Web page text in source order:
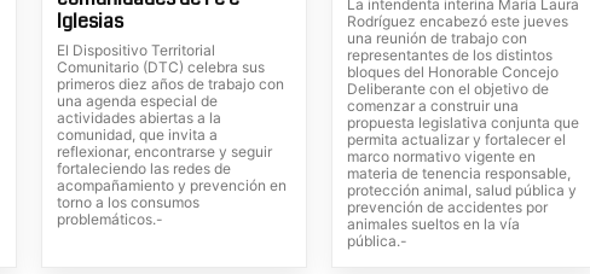
Iglesias
El Dispositivo Territorial
Comunitario (DTC) celebra sus
primeros diez años de trabajo con
una agenda especial de
actividades abiertas a la
comunidad, que invita a
reflexionar, encontrarse y seguir
fortaleciendo las redes de
acompañamiento y prevención en
torno a los consumos
problemáticos.-
La intendenta interina María Laura
Rodríguez encabezó este jueves
una reunión de trabajo con
representantes de los distintos
bloques del Honorable Concejo
Deliberante con el objetivo de
comenzar a construir una
propuesta legislativa conjunta que
permita actualizar y fortalecer el
marco normativo vigente en
materia de tenencia responsable,
protección animal, salud pública y
prevención de accidentes por
animales sueltos en la vía
pública.-